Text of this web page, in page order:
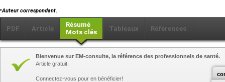
⁎Auteur correspondant.
PDF Article
Résumé
Mots clés
Tableaux Références
Bienvenue sur EM-consulte, la référence des professionnels de santé.
Article gratuit.
Connectez-vous pour en bénéficier!